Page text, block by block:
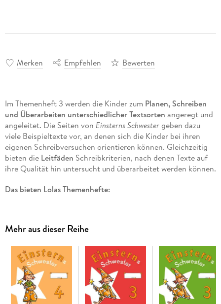
Merken Empfehlen Bewerten
Im Themenheft 3 werden die Kinder zum Planen, Schreiben
und Überarbeiten unterschiedlicher Textsorten angeregt und
angeleitet. Die Seiten von Einsterns Schwestergeben dazu
viele Beispieltexte vor, an denen sich die Kinder bei ihren
eigenen Schreibversuchen orientieren können. Gleichzeitig
bieten die Leitfäden Schreibkriterien, nach denen Texte auf
ihre Qualität hin untersucht und überarbeitet werden können.
Das bieten Lolas Themenhefte:
Anregungen für gemeinsames Handeln und Besprechen
Wahlseiten
Ausgewiesenes Merkwissen
Aufgaben zur Medienkompetenz
Mehr aus dieser Reihe